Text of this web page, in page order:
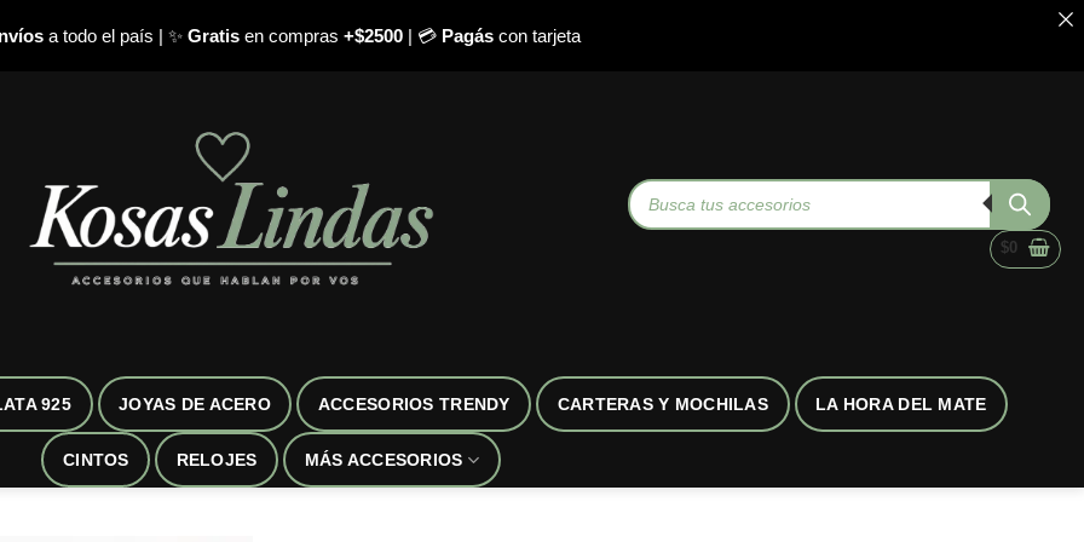
a todo el país | ✨ Gratisen compras +$2500| 💳 Pagáscon tarjeta
Búsqueda
de
productos
$0
925 JOYAS DE ACERO ACCESORIOS TRENDY CARTERAS Y MOCHILAS LA HORA DEL MATE
CINTOS RELOJES MÁS ACCESORIOS